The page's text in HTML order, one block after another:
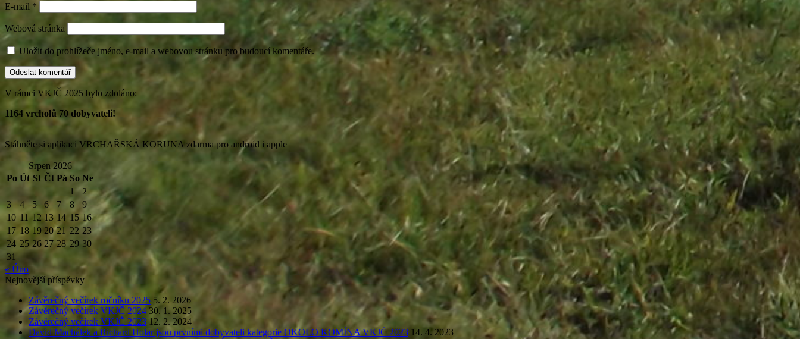
E-mail *
Webová stránka
Uložit do prohlížeče jméno, e-mail a webovou stránku pro budoucí komentáře.
V rámci VKJČ 2025 bylo zdoláno:
1164 vrcholů 70 dobyvateli!
Stáhněte si aplikaci VRCHAŘSKÁ KORUNA zdarma pro android i apple
Srpen 2026
Po Út St Čt Pá So Ne
1
2
3
4 5 6 7 8
9
10 11 12 13 14 15 16
17 18 19 20 21 22 23
24 25 26 27 28 29 30
31
« Úno
Nejnovější příspěvky
Závěrečný večírek ročníku 2025 5. 2. 2026
Závěrečný večírek VKJČ 2024 30. 1. 2025
Závěrečný večírek VKJČ 2023 12. 2. 2024
David Machálek a Richard Holar jsou prvními dobyvateli kategorie OKOLO KOMÍNA VKJČ 2023 14. 4. 2023